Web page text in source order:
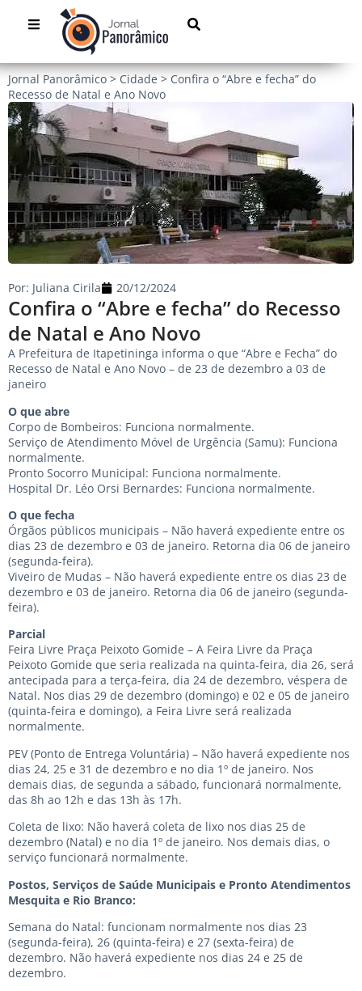
Jornal Panorâmico > Cidade > Confira o “Abre e fecha” do
Recesso de Natal e Ano Novo
Confira o “Abre e fecha” do Recesso
de Natal e Ano Novo
Por: Juliana Cirila 20/12/2024
A Prefeitura de Itapetininga informa o que “Abre e Fecha” do
Recesso de Natal e Ano Novo – de 23 de dezembro a 03 de
janeiro
O que abre
Corpo de Bombeiros: Funciona normalmente.
Serviço de Atendimento Móvel de Urgência (Samu): Funciona
normalmente.
Pronto Socorro Municipal: Funciona normalmente.
Hospital Dr. Léo Orsi Bernardes: Funciona normalmente.
O que fecha
Órgãos públicos municipais – Não haverá expediente entre os
dias 23 de dezembro e 03 de janeiro. Retorna dia 06 de janeiro
(segunda-feira).
Viveiro de Mudas – Não haverá expediente entre os dias 23 de
dezembro e 03 de janeiro. Retorna dia 06 de janeiro (segunda-
feira).
Parcial
Feira Livre Praça Peixoto Gomide – A Feira Livre da Praça
Peixoto Gomide que seria realizada na quinta-feira, dia 26, será
antecipada para a terça-feira, dia 24 de dezembro, véspera de
Natal. Nos dias 29 de dezembro (domingo) e 02 e 05 de janeiro
(quinta-feira e domingo), a Feira Livre será realizada
normalmente.
PEV (Ponto de Entrega Voluntária) – Não haverá expediente nos
dias 24, 25 e 31 de dezembro e no dia 1º de janeiro. Nos
demais dias, de segunda a sábado, funcionará normalmente,
das 8h ao 12h e das 13h às 17h.
Coleta de lixo: Não haverá coleta de lixo nos dias 25 de
dezembro (Natal) e no dia 1º de janeiro. Nos demais dias, o
serviço funcionará normalmente.
Postos, Serviços de Saúde Municipais e Pronto Atendimentos
Mesquita e Rio Branco:
Semana do Natal: funcionam normalmente nos dias 23
(segunda-feira), 26 (quinta-feira) e 27 (sexta-feira) de
dezembro. Não haverá expediente nos dias 24 e 25 de
dezembro.